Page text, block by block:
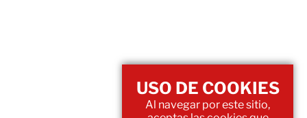
USO DE COOKIES
Al navegar por este sitio,